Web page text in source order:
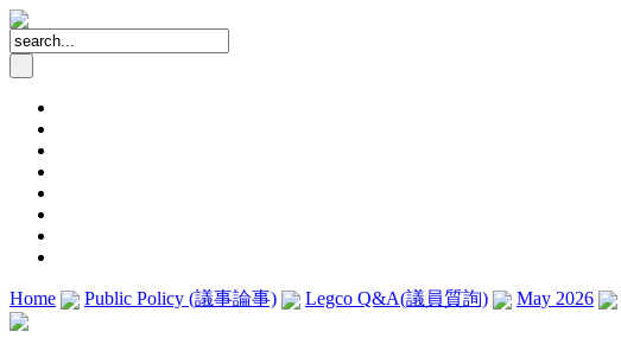
Home Public Policy (議事論事) Legco Q&A(議員質詢) May 2026